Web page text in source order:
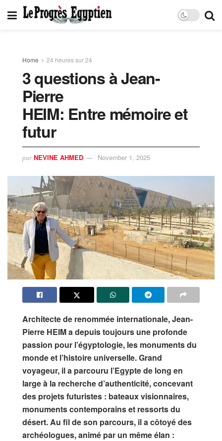
Home 24 heures sur 24
3 questions à Jean-
Pierre
HEIM: Entre mémoire et
futur
par NEVINE AHMED November 1, 2025
Architecte de renommée internationale, Jean-
Pierre HEIM a depuis toujours une profonde
passion pour l’égyptologie, les monuments du
monde et l’histoire universelle. Grand
voyageur, il a parcouru l’Egypte de long en
large à la recherche d’authenticité, concevant
des projets futuristes : bateaux visionnaires,
monuments contemporains et ressorts du
désert. Au fil de son parcours, il a côtoyé des
archéologues, animé par un même élan :